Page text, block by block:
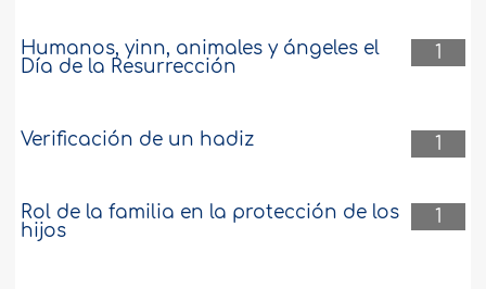
1
Humanos, yinn, animales y ángeles el
Día de la Resurrección
1
Verificación de un hadiz
1
Rol de la familia en la protección de los
hijos